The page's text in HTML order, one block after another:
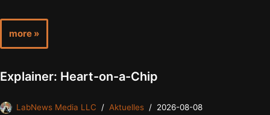
more »
Explainer: Heart-on-a-Chip
LabNews Media LLC Aktuelles 2026-08-08